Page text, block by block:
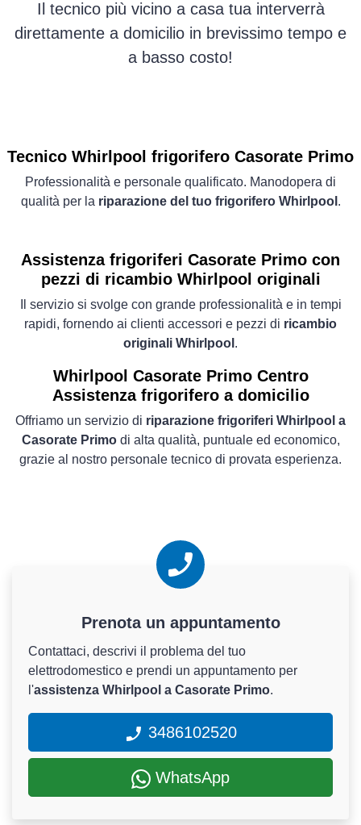
Il tecnico più vicino a casa tua interverrà
direttamente a domicilio in brevissimo tempo e
a basso costo!
Tecnico Whirlpool frigorifero Casorate Primo
Professionalità e personale qualificato. Manodopera di
qualità per la riparazione del tuo frigorifero Whirlpool .
Assistenza frigoriferi Casorate Primo con
pezzi di ricambio Whirlpool originali
Il servizio si svolge con grande professionalità e in tempi
rapidi, fornendo ai clienti accessori e pezzi di ricambio
originali Whirlpool .
Whirlpool Casorate Primo Centro
Assistenza frigorifero a domicilio
Offriamo un servizio di riparazione frigoriferi Whirlpool a
Casorate Primodi alta qualità, puntuale ed economico,
grazie al nostro personale tecnico di provata esperienza.
Prenota un appuntamento
Contattaci, descrivi il problema del tuo
elettrodomestico e prendi un appuntamento per
l'assistenza Whirlpool a Casorate Primo.
3486102520
WhatsApp